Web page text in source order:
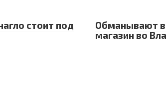
стоит под
Обманывают
магазин во